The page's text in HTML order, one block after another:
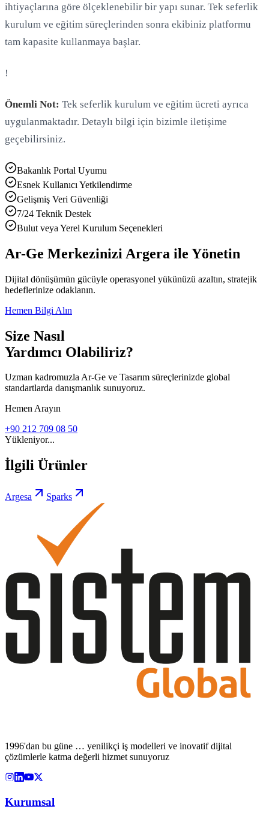
ihtiyaçlarına göre ölçeklenebilir bir yapı sunar. Tek seferlik
kurulum ve eğitim süreçlerinden sonra ekibiniz platformu
tam kapasite kullanmaya başlar.
!
Önemli Not: Tek seferlik kurulum ve eğitim ücreti ayrıca
uygulanmaktadır. Detaylı bilgi için bizimle iletişime
geçebilirsiniz.
Bakanlık Portal Uyumu
Esnek Kullanıcı Yetkilendirme
Gelişmiş Veri Güvenliği
7/24 Teknik Destek
Bulut veya Yerel Kurulum Seçenekleri
Ar-Ge Merkezinizi Argera ile Yönetin
Dijital dönüşümün gücüyle operasyonel yükünüzü azaltın, stratejik
hedeflerinize odaklanın.
Hemen Bilgi Alın
Size Nasıl
Yardımcı Olabiliriz?
Uzman kadromuzla Ar-Ge ve Tasarım süreçlerinizde global
standartlarda danışmanlık sunuyoruz.
Hemen Arayın
+90 212 709 08 50
Yükleniyor...
İlgili Ürünler
Argesa Sparks
1996'dan bu güne … yenilikçi iş modelleri ve inovatif dijital
çözümlerle katma değerli hizmet sunuyoruz
Kurumsal